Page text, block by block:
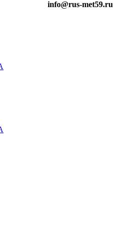
info@rus-met59.ru